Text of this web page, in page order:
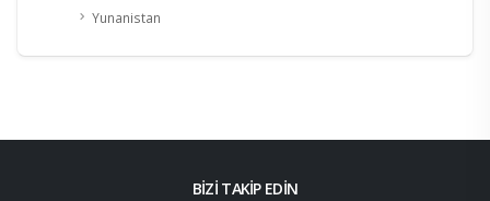
Yunanistan
BİZİ TAKİP EDİN